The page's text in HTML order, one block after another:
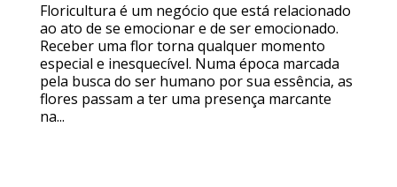
Floricultura é um negócio que está relacionado
ao ato de se emocionar e de ser emocionado.
Receber uma flor torna qualquer momento
especial e inesquecível. Numa época marcada
pela busca do ser humano por sua essência, as
flores passam a ter uma presença marcante
na...